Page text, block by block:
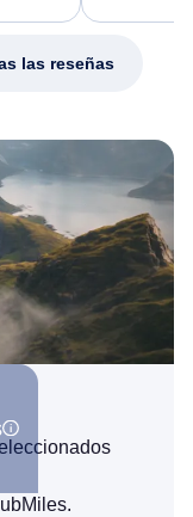
my issue.
las reseñas